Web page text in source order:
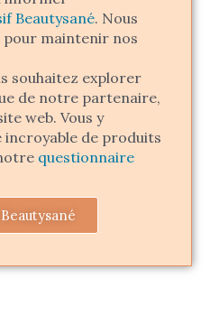
Beautysané. Nous
maintenir nos
souhaitez explorer
de notre partenaire,
web. Vous y
de produits
questionnaire